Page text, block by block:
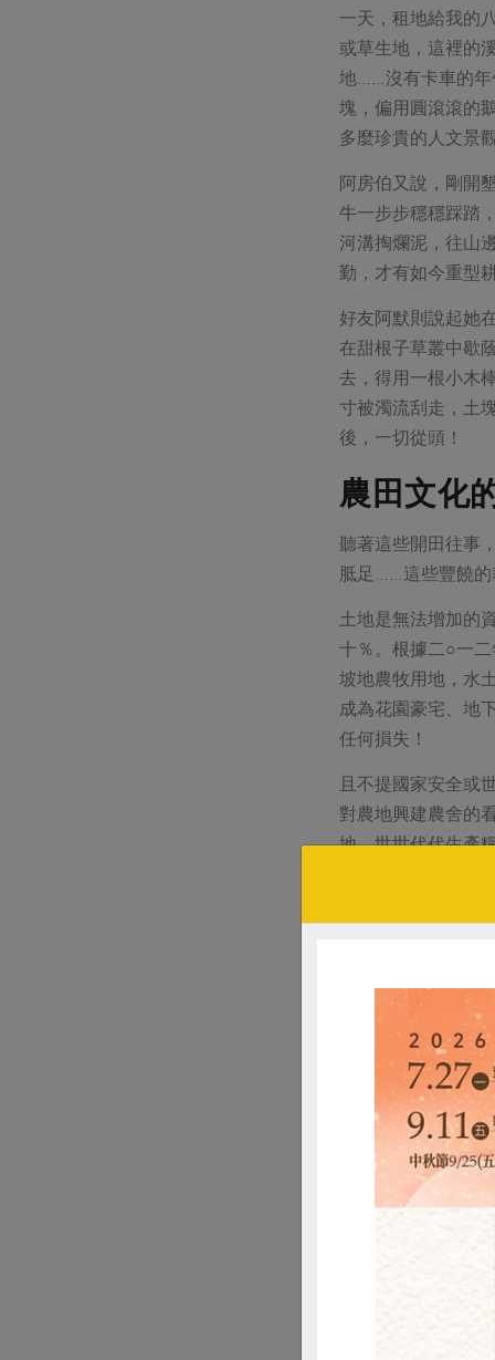
一天，租地給我的
或草生地，這裡的
地……沒有卡車的年
塊，偏用圓滾滾的
多麼珍貴的人文景
阿房伯又說，剛開
牛一步步穩穩踩踏
河溝掏爛泥，往山
勤，才有如今重型
好友阿默則說起她
在甜根子草叢中歇
去，得用一根小木
寸被濁流刮走，土
後，一切從頭！
農田文化
聽著這些開田往事
胝足……這些豐饒的
土地是無法增加的
十％。根據二○一
坡地農牧用地，水
成為花園豪宅、地
任何損失！
且不提國家安全或
對農地興建農舍的
地，世世代代生產
備註：
日期：2015.2.11）
2 行政院農業委員
守護宜蘭心價值
文‧插畫｜守護宜蘭